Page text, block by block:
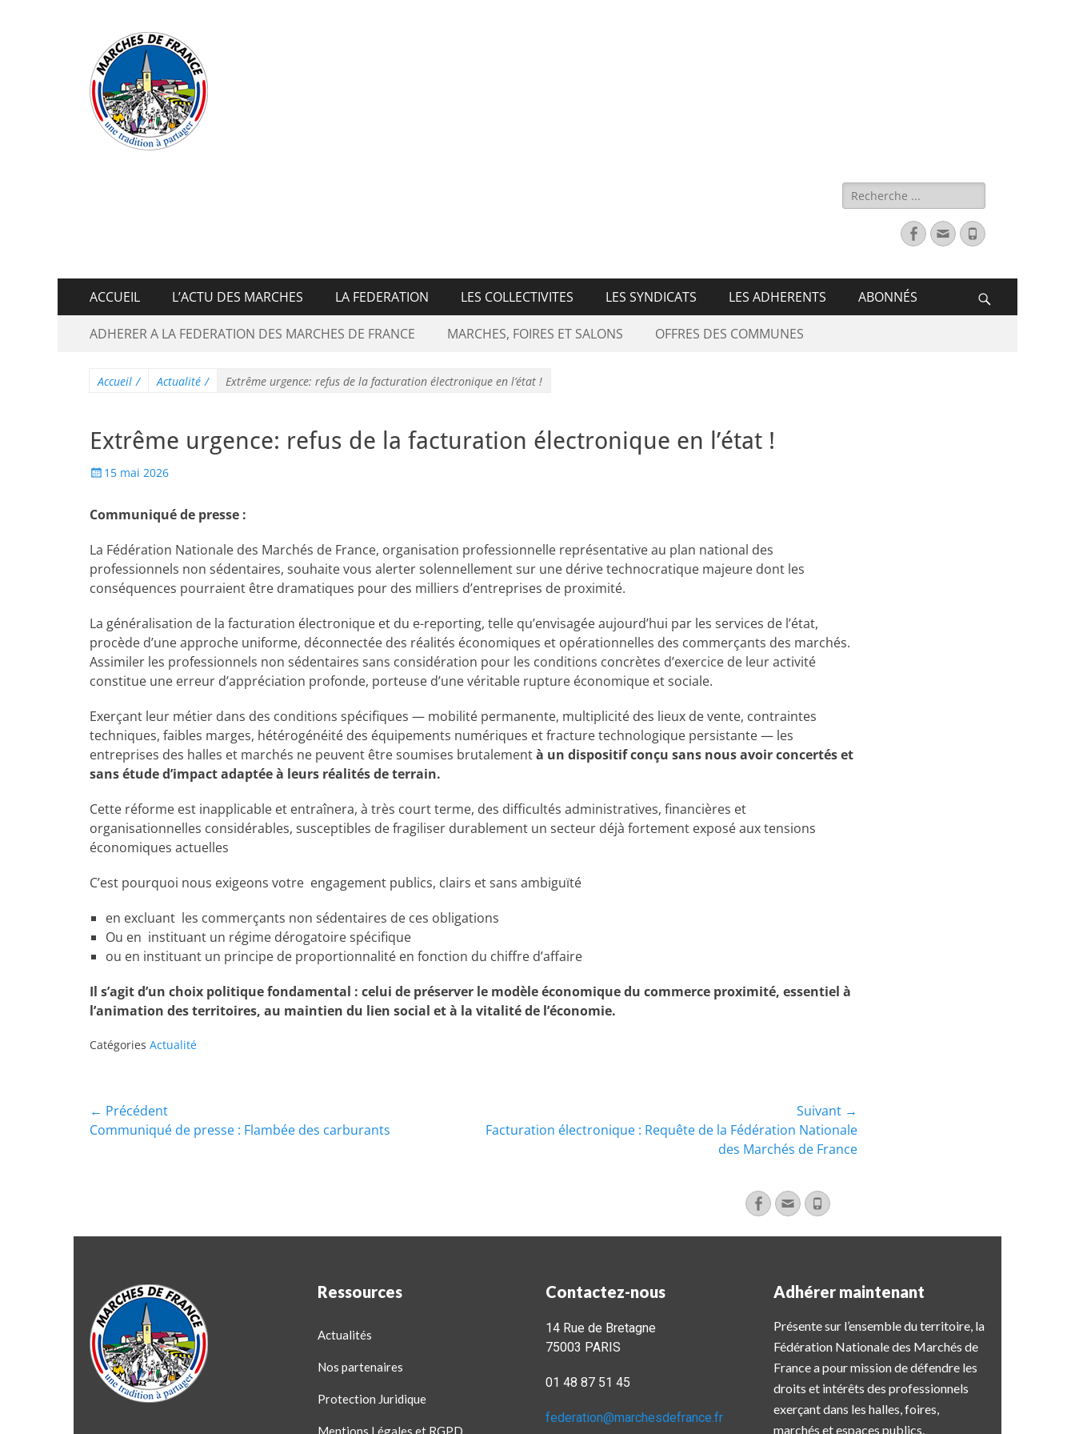
ACCUEIL L’ACTU DES MARCHES LA FEDERATION LES COLLECTIVITES LES SYNDICATS LES ADHERENTS ABONNÉS
ADHERER A LA FEDERATION DES MARCHES DE FRANCE MARCHES, FOIRES ET SALONS OFFRES DES COMMUNES
Accueil / Actualité / Extrême urgence: refus de la facturation électronique en l’état !
Extrême urgence: refus de la facturation électronique en l’état !
15 mai 2026
Communiqué de presse :
La Fédération Nationale des Marchés de France, organisation professionnelle représentative au plan national des
professionnels non sédentaires, souhaite vous alerter solennellement sur une dérive technocratique majeure dont les
conséquences pourraient être dramatiques pour des milliers d’entreprises de proximité.
La généralisation de la facturation électronique et du e-reporting, telle qu’envisagée aujourd’hui par les services de l’état,
procède d’une approche uniforme, déconnectée des réalités économiques et opérationnelles des commerçants des marchés.
Assimiler les professionnels non sédentaires sans considération pour les conditions concrètes d’exercice de leur activité
constitue une erreur d’appréciation profonde, porteuse d’une véritable rupture économique et sociale.
Exerçant leur métier dans des conditions spécifiques — mobilité permanente, multiplicité des lieux de vente, contraintes
techniques, faibles marges, hétérogénéité des équipements numériques et fracture technologique persistante — les
entreprises des halles et marchés ne peuvent être soumises brutalementà un dispositif conçu sans nous avoir concertés et
sans étude d’impact adaptée à leurs réalités de terrain.
Cette réforme est inapplicable et entraînera, à très court terme, des difficultés administratives, financières et
organisationnelles considérables, susceptibles de fragiliser durablement un secteur déjà fortement exposé aux tensions
économiques actuelles
C’est pourquoi nous exigeons votre engagement publics, clairs et sans ambiguïté
en excluant les commerçants non sédentaires de ces obligations
Ou en instituant un régime dérogatoire spécifique
ou en instituant un principe de proportionnalité en fonction du chiffre d’affaire
Il s’agit d’un choix politique fondamental : celui de préserver le modèle économique du commerce proximité, essentiel à
l’animation des territoires, au maintien du lien social et à la vitalité de l’économie.
Catégories Actualité
← Précédent
Communiqué de presse : Flambée des carburants
Suivant →
Facturation électronique : Requête de la Fédération Nationale
des Marchés de France
Ressources
Actualités
Nos partenaires
Protection Juridique
Mentions Légales et RGPD
Contactez-nous
14 Rue de Bretagne
75003 PARIS
01 48 87 51 45
federation@marchesdefrance.fr
Adhérer maintenant
Présente sur l’ensemble du territoire, la
Fédération Nationale des Marchés de
France a pour mission de défendre les
droits et intérêts des professionnels
exerçant dans les halles, foires,
marchés et espaces publics.